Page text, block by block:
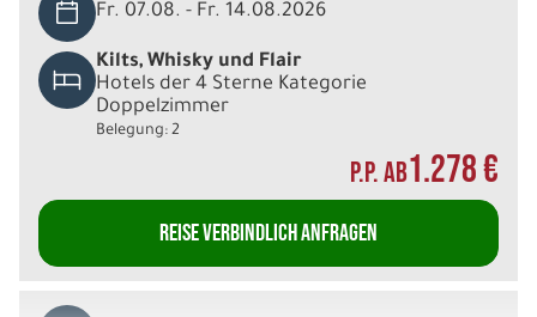
Fr. 07.08. - Fr. 14.08.2026
Kilts, Whisky und Flair
Hotels der 4 Sterne Kategorie
Doppelzimmer
Belegung: 2
P.P. AB1.278 €
REISE VERBINDLICH ANFRAGEN